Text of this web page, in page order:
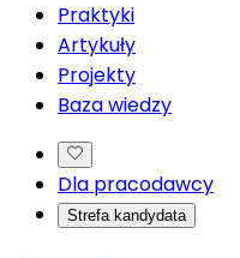
Praktyki
Artykuły
Projekty
Baza wiedzy
Dla pracodawcy
Strefa kandydata